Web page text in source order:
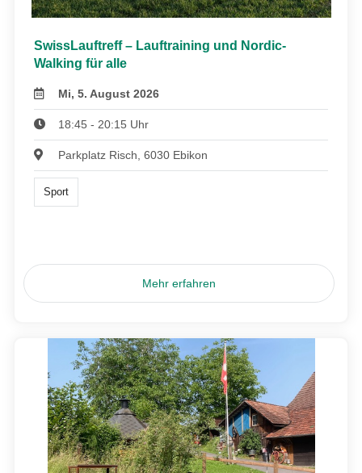
SwissLauftreff – Lauftraining und Nordic-
Walking für alle
Mi, 5. August 2026
18:45 - 20:15 Uhr
Parkplatz Risch, 6030 Ebikon
Sport
Mehr erfahren